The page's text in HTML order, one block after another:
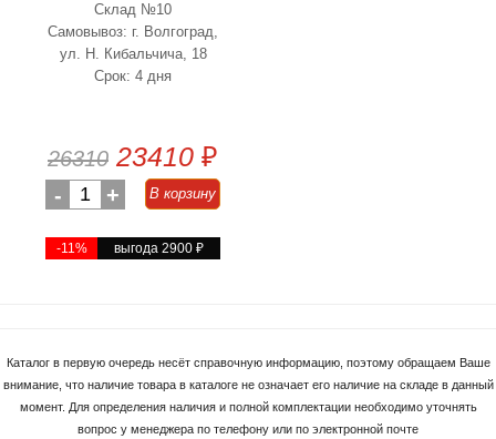
Склад №10
Самовывоз: г. Волгоград,
ул. Н. Кибальчича, 18
Срок: 4 дня
26310 23410 ₽
- 1 + В корзину
-11% выгода 2900₽
Каталог в первую очередь несёт справочную информацию, поэтому обращаем Ваше
внимание, что наличие товара в каталоге не означает его наличие на складе в данный
момент. Для определения наличия и полной комплектации необходимо уточнять
вопрос у менеджера по телефону или по электронной почте